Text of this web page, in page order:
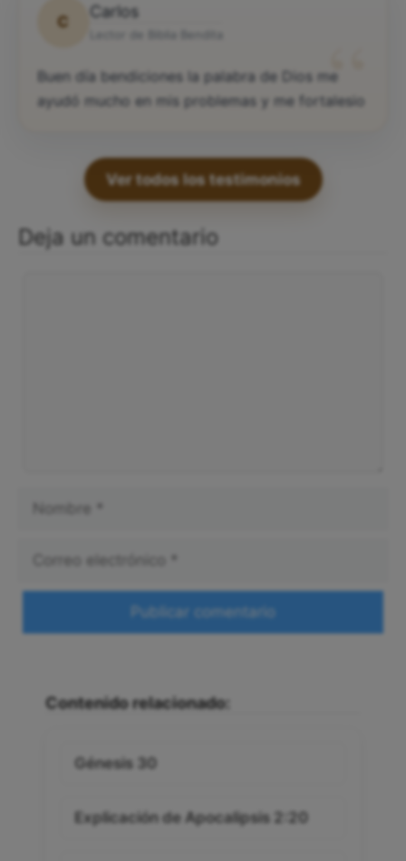
C
Carlos
“
Buen día bendiciones la palabra de Dios me
ayudó mucho en mis problemas y me fortalesio
Ver todos los testimonios
Deja un comentario
Contenido relacionado:
Génesis 30
Explicación de Apocalipsis 2:20